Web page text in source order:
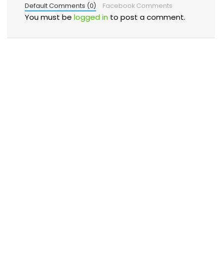
Default Comments (0) Facebook Comments
You must be logged in to post a comment.